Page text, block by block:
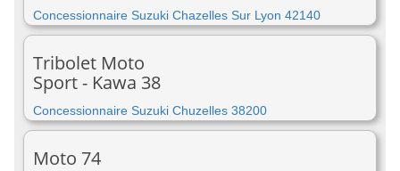
Concessionnaire Suzuki Chazelles Sur Lyon 42140
Tribolet Moto
Sport - Kawa 38
Concessionnaire Suzuki Chuzelles 38200
Moto 74